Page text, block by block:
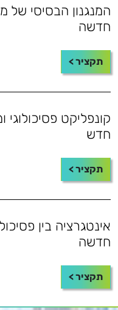
המנגנון הבסיסי של
חדשה
תקציר >
קונפליקט
חדש
תקציר >
אינטגרציה בין
חדשה
תקציר >